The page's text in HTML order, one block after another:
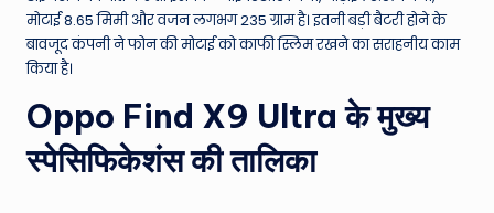
मोटाई 8.65 मिमी और वजन लगभग 235 ग्राम है। इतनी बड़ी बैटरी होने के
बावजूद कंपनी ने फोन की मोटाई को काफी स्लिम रखने का सराहनीय काम
किया है।
Oppo Find X9 Ultra के मुख्य
स्पेसिफिकेशंस की तालिका